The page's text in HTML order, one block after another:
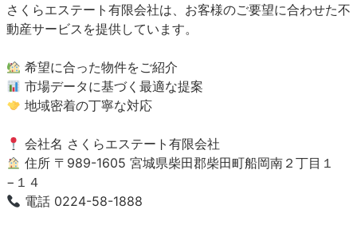
さくらエステート有限会社は、お客様のご要望に合わせた不
動産サービスを提供しています。
希望に合った物件をご紹介
市場データに基づく最適な提案
地域密着の丁寧な対応
会社名 さくらエステート有限会社
住所 〒989-1605 宮城県柴田郡柴田町船岡南２丁目１
−１４
電話 0224-58-1888